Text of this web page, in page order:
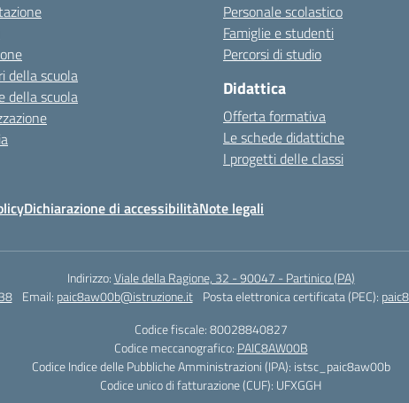
della scuola
della scuola
Personale scolastico
Famiglie e studenti
Percorsi di studio
Didattica
Offerta formativa
Le schede didattiche
I progetti delle classi
Dichiarazione di accessibilitàNote legali
Indirizzo:Viale della Ragione, 32 - 90047 - Partinico (PA)
Email: paic8aw00b@istruzione.it Posta elettronica certificata (PEC):
Codice fiscale: 80028840827
Codice meccanografico: PAIC8AW00B
Codice Indice delle Pubbliche Amministrazioni (IPA): istsc_paic8aw00b
Codice unico di fatturazione (CUF): UFXGGH